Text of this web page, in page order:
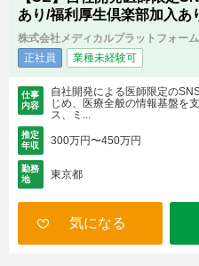
あり/福利厚生倶楽部加入あ
株式会社メディカルプラットフォーム
正社員
業種未経験可
仕事
内容
自社開発による医師限定の
じめ、医療全般の情報基盤を
ス、ミ...
推定
年収
300万円〜450万円
勤務
地
東京都
気になる